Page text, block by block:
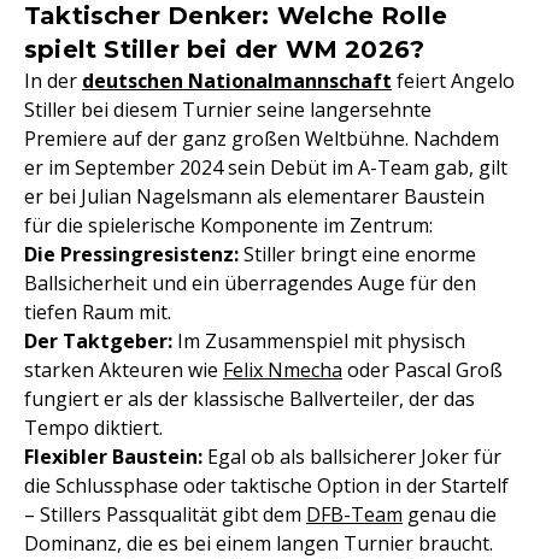
Taktischer Denker: Welche Rolle
spielt Stiller bei der WM 2026?
In der deutschen Nationalmannschaft feiert Angelo
Stiller bei diesem Turnier seine langersehnte
Premiere auf der ganz großen Weltbühne. Nachdem
er im September 2024 sein Debüt im A-Team gab, gilt
er bei Julian Nagelsmann als elementarer Baustein
für die spielerische Komponente im Zentrum:
Die Pressingresistenz:Stiller bringt eine enorme
Ballsicherheit und ein überragendes Auge für den
tiefen Raum mit.
Der Taktgeber: Im Zusammenspiel mit physisch
starken Akteuren wie Felix Nmecha oder Pascal Groß
fungiert er als der klassische Ballverteiler, der das
Tempo diktiert.
Flexibler Baustein: Egal ob als ballsicherer Joker für
die Schlussphase oder taktische Option in der Startelf
– Stillers Passqualität gibt dem DFB-Team genau die
Dominanz, die es bei einem langen Turnier braucht.